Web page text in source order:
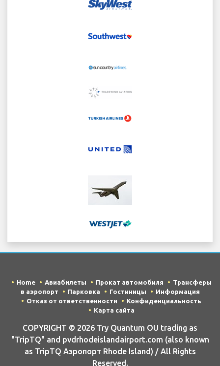
Home Авиабилеты Прокат автомобиля
Трансферы
в аэропорт
Парковка Гостиницы
Информация
Отказ от ответственности
Конфиденциальность
Карта сайта
COPYRIGHT © 2026 Try Quantum OU trading as
"TripTQ" and pvdrhodeislandairport.com (also known
as TripTQ Аэропорт Rhode Island) / All Rights
Reserved.